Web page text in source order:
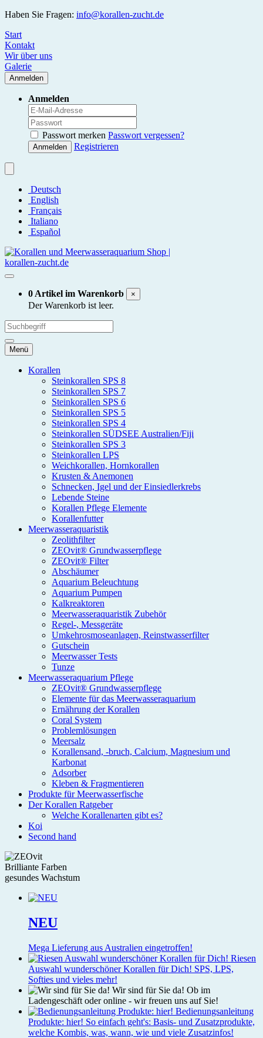
Haben Sie Fragen: info@korallen-zucht.de
Start
Kontakt
Wir über uns
Galerie
Anmelden
Anmelden
Passwort merken Passwort vergessen?
Anmelden Registrieren
Deutsch
English
Français
Italiano
Español
0 Artikel im Warenkorb ×
Der Warenkorb ist leer.
Menü
Korallen
Steinkorallen SPS 8
Steinkorallen SPS 7
Steinkorallen SPS 6
Steinkorallen SPS 5
Steinkorallen SPS 4
Steinkorallen SÜDSEE Australien/Fiji
Steinkorallen SPS 3
Steinkorallen LPS
Weichkorallen, Hornkorallen
Krusten & Anemonen
Schnecken, Igel und der Einsiedlerkrebs
Lebende Steine
Korallen Pflege Elemente
Korallenfutter
Meerwasseraquaristik
Zeolithfilter
ZEOvit® Grundwasserpflege
ZEOvit® Filter
Abschäumer
Aquarium Beleuchtung
Aquarium Pumpen
Kalkreaktoren
Meerwasseraquaristik Zubehör
Regel-, Messgeräte
Umkehrosmoseanlagen, Reinstwasserfilter
Gutschein
Meerwasser Tests
Tunze
Meerwasseraquarium Pflege
ZEOvit® Grundwasserpflege
Elemente für das Meerwasseraquarium
Ernährung der Korallen
Coral System
Problemlösungen
Meersalz
Korallensand, -bruch, Calcium, Magnesium und
Karbonat
Adsorber
Kleben & Fragmentieren
Produkte für Meerwasserfische
Der Korallen Ratgeber
Welche Korallenarten gibt es?
Koi
Second hand
Brilliante Farben
gesundes Wachstum
NEU
Mega Lieferung aus Australien eingetroffen!
Riesen
Auswahl wunderschöner Korallen für Dich! SPS, LPS,
Softies und vieles mehr!
Wir sind für Sie da! Ob im
Ladengeschäft oder online - wir freuen uns auf Sie!
Bedienungsanleitung
Produkte: hier! So einfach geht's: Basis- und Zusatzprodukte,
welche Kombis, was, wann, wie und viele Zusatzinfos!